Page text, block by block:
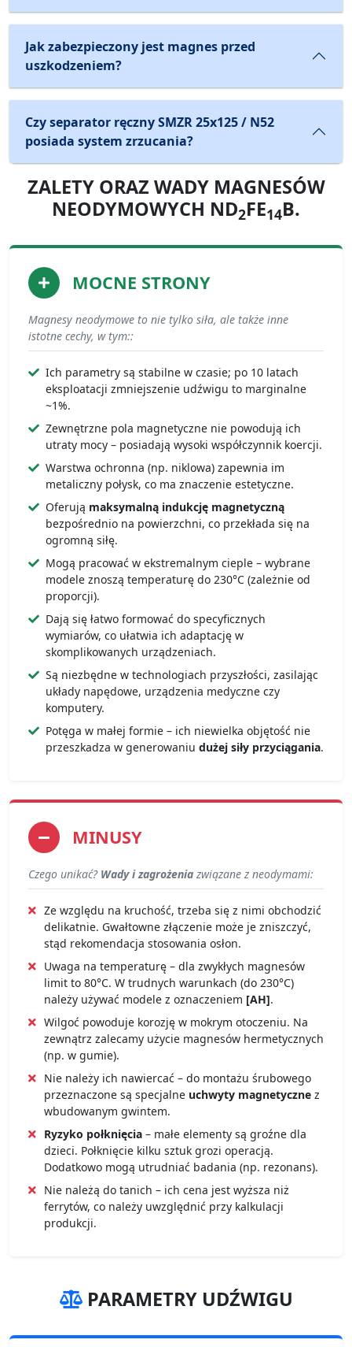
Jak zabezpieczony jest magnes przed
uszkodzeniem?
Czy separator ręczny SMZR 25x125 / N52
posiada system zrzucania?
ZALETY ORAZ WADY MAGNESÓW
NEODYMOWYCH ND2FE14B.
MOCNE STRONY
Magnesy neodymowe to nie tylko siła, ale także inne
istotne cechy, w tym::
Ich parametry są stabilne w czasie; po 10 latach
eksploatacji zmniejszenie udźwigu to marginalne
~1%.
Zewnętrzne pola magnetyczne nie powodują ich
utraty mocy – posiadają wysoki współczynnik koercji.
Warstwa ochronna (np. niklowa) zapewnia im
metaliczny połysk, co ma znaczenie estetyczne.
Oferują maksymalną indukcję magnetyczną
bezpośrednio na powierzchni, co przekłada się na
ogromną siłę.
Mogą pracować w ekstremalnym cieple – wybrane
modele znoszą temperaturę do 230°C (zależnie od
proporcji).
Dają się łatwo formować do specyficznych
wymiarów, co ułatwia ich adaptację w
skomplikowanych urządzeniach.
Są niezbędne w technologiach przyszłości, zasilając
układy napędowe, urządzenia medyczne czy
komputery.
Potęga w małej formie – ich niewielka objętość nie
przeszkadza w generowaniu dużej siły przyciągania.
MINUSY
Czego unikać? Wady i zagrożenia związane z neodymami:
Ze względu na kruchość, trzeba się z nimi obchodzić
delikatnie. Gwałtowne złączenie może je zniszczyć,
stąd rekomendacja stosowania osłon.
Uwaga na temperaturę – dla zwykłych magnesów
limit to 80°C. W trudnych warunkach (do 230°C)
należy używać modele z oznaczeniem [AH].
Wilgoć powoduje korozję w mokrym otoczeniu. Na
zewnątrz zalecamy użycie magnesów hermetycznych
(np. w gumie).
Nie należy ich nawiercać – do montażu śrubowego
przeznaczone są specjalne uchwyty magnetyczne z
wbudowanym gwintem.
Ryzyko połknięcia – małe elementy są groźne dla
dzieci. Połknięcie kilku sztuk grozi operacją.
Dodatkowo mogą utrudniać badania (np. rezonans).
Nie należą do tanich – ich cena jest wyższa niż
ferrytów, co należy uwzględnić przy kalkulacji
produkcji.
PARAMETRY UDŹWIGU